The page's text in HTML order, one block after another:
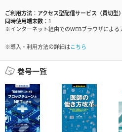
ご利用方法
アクセス型配信サービス（買切型）
同時使用端末数
1
※インターネット経由でのWEBブラウザによる
※導入・利用方法の詳細はこちら
巻号一覧